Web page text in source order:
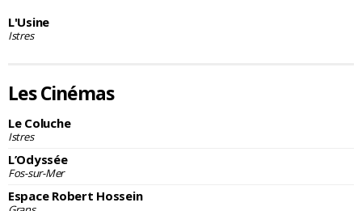
L'Usine
Istres
Les Cinémas
Le Coluche
Istres
L’Odyssée
Fos-sur-Mer
Espace Robert Hossein